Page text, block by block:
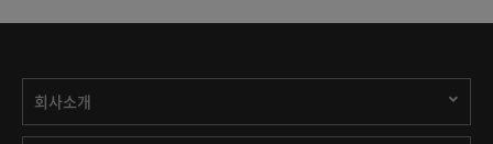
회사소개